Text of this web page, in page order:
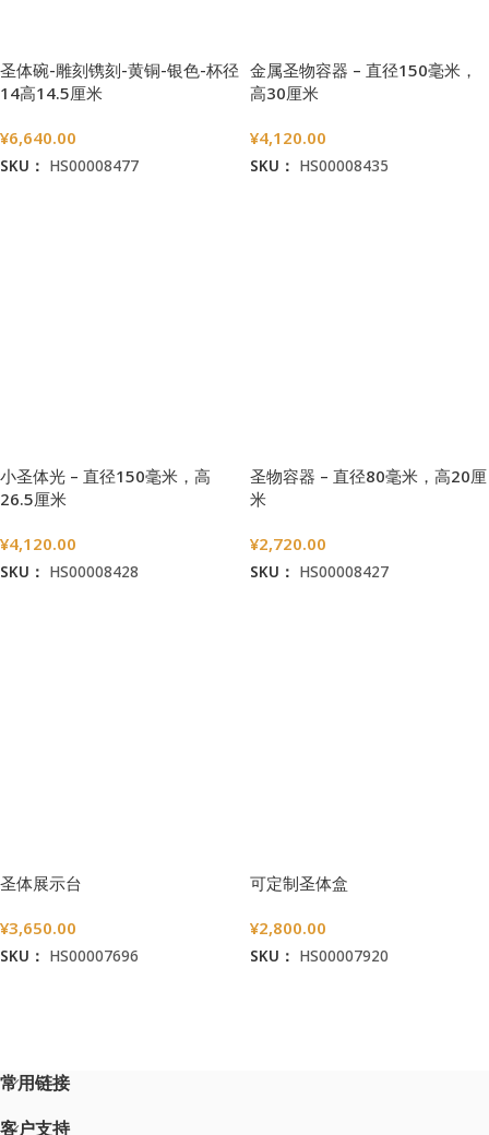
圣体碗-雕刻镌刻-黄铜-银色-杯径
14高14.5厘米
¥6,640.00
SKU： HS00008477
金属圣物容器 – 直径150毫米，
高30厘米
¥4,120.00
SKU： HS00008435
小圣体光 – 直径150毫米，高
26.5厘米
¥4,120.00
SKU： HS00008428
圣物容器 – 直径80毫米，高20厘
米
¥2,720.00
SKU： HS00008427
圣体展示台
¥3,650.00
SKU： HS00007696
可定制圣体盒
¥2,800.00
SKU： HS00007920
常用链接
客户支持